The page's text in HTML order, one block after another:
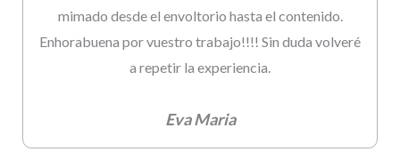
mimado desde el envoltorio hasta el contenido.
Enhorabuena por vuestro trabajo!!!! Sin duda volveré
a repetir la experiencia.
Eva Maria